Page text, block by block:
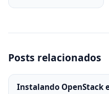
Posts relacionados
Instalando OpenStack